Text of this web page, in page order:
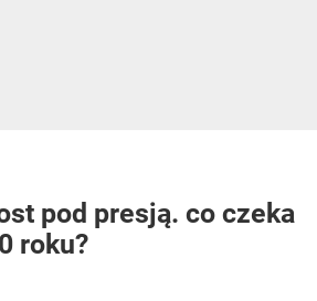
pod presją. co czeka
roku?